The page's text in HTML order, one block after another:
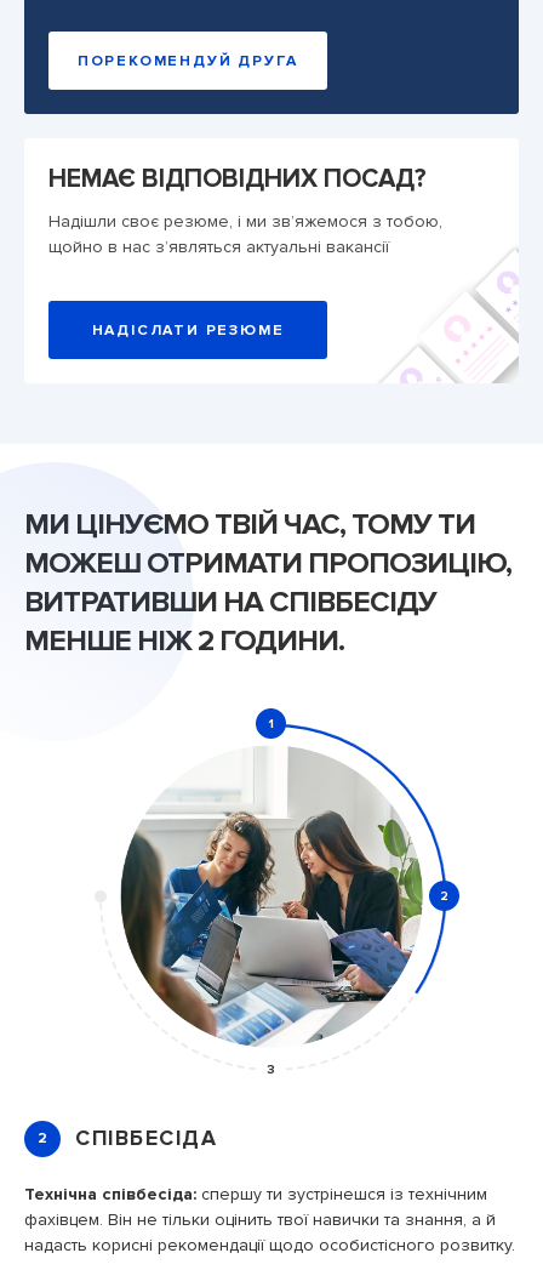
ПОРЕКОМЕНДУЙ ДРУГА
НЕМАЄ ВІДПОВІДНИХ ПОСАД?
Надішли своє резюме, і ми зв’яжемося з тобою,
щойно в нас з’являться актуальні вакансії
НАДІСЛАТИ РЕЗЮМЕ
МИ ЦІНУЄМО ТВІЙ ЧАС, ТОМУ ТИ
МОЖЕШ ОТРИМАТИ ПРОПОЗИЦІЮ,
ВИТРАТИВШИ НА СПІВБЕСІДУ
МЕНШЕ НІЖ 2 ГОДИНИ.
1
2
3
2 СПІВБЕСІДА
Технічна співбесіда: спершу ти зустрінешся із технічним
фахівцем. Він не тільки оцінить твої навички та знання, а й
надасть корисні рекомендації щодо особистісного розвитку.